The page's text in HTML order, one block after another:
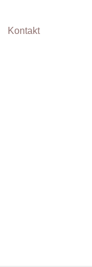
Kontakt